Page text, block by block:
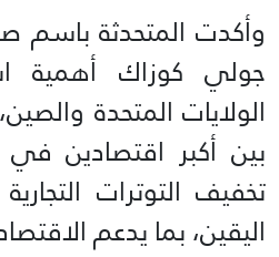
وأكدت المتحدثة باسم
جولي كوزاك أهمية
الولايات المتحدة
بين أكبر اقتصادين
تخفيف التوترات
اليقين، بما يدعم